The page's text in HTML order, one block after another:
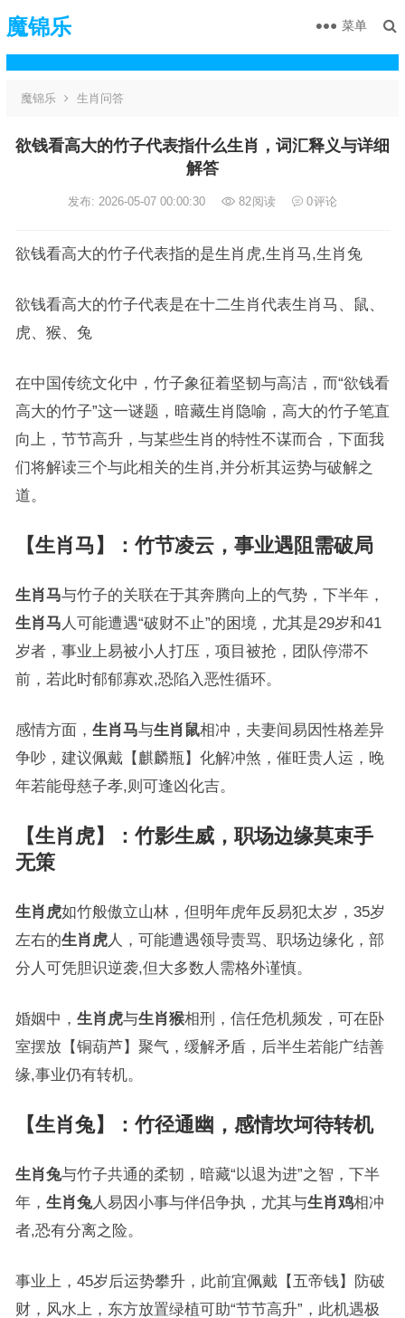
魔锦乐 菜单
魔锦乐 生肖问答
欲钱看高大的竹子代表指什么生肖，词汇释义与详细
解答
发布: 2026-05-07 00:00:30 82阅读 0评论
欲钱看高大的竹子代表指的是生肖虎,生肖马,生肖兔
欲钱看高大的竹子代表是在十二生肖代表生肖马、鼠、
虎、猴、兔
在中国传统文化中，竹子象征着坚韧与高洁，而“欲钱看
高大的竹子”这一谜题，暗藏生肖隐喻，高大的竹子笔直
向上，节节高升，与某些生肖的特性不谋而合，下面我
们将解读三个与此相关的生肖,并分析其运势与破解之
道。
【生肖马】：竹节凌云，事业遇阻需破局
生肖马与竹子的关联在于其奔腾向上的气势，下半年，
生肖马 人可能遭遇“破财不止”的困境，尤其是29岁和41
岁者，事业上易被小人打压，项目被抢，团队停滞不
前，若此时郁郁寡欢,恐陷入恶性循环。
感情方面， 生肖马与生肖鼠相冲，夫妻间易因性格差异
争吵，建议佩戴【麒麟瓶】化解冲煞，催旺贵人运，晚
年若能母慈子孝,则可逢凶化吉。
【生肖虎】：竹影生威，职场边缘莫束手
无策
生肖虎如竹般傲立山林，但明年虎年反易犯太岁，35岁
左右的生肖虎人，可能遭遇领导责骂、职场边缘化，部
分人可凭胆识逆袭,但大多数人需格外谨慎。
婚姻中， 生肖虎与生肖猴相刑，信任危机频发，可在卧
室摆放【铜葫芦】聚气，缓解矛盾，后半生若能广结善
缘,事业仍有转机。
【生肖兔】：竹径通幽，感情坎坷待转机
生肖兔与竹子共通的柔韧，暗藏“以退为进”之智，下半
年， 生肖兔人易因小事与伴侣争执，尤其与生肖鸡相冲
者,恐有分离之险。
事业上，45岁后运势攀升，此前宜佩戴【五帝钱】防破
财，风水上，东方放置绿植可助“节节高升”，此机遇极